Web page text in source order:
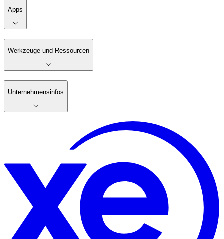
Apps
Werkzeuge und Ressourcen
Unternehmensinfos